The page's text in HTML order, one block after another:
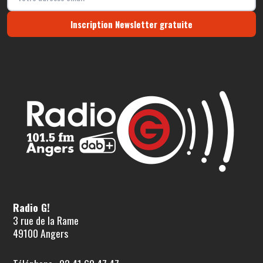
Inscription Newsletter gratuite
Radio G!
3 rue de la Rame
49100 Angers